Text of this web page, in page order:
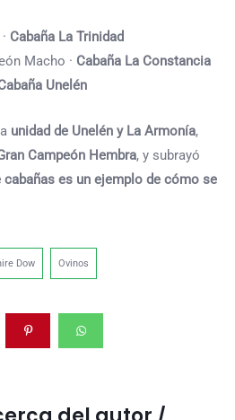
Cabaña La Trinidad
Macho · Cabaña La Constancia
Unelén
unidad de Unelén y La Armonía,
Campeón Hembra, y subrayó
es un ejemplo de cómo se
Dow Ovinos